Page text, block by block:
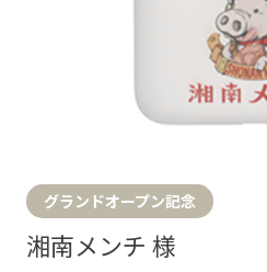
グランドオープン記念
湘南メンチ 様